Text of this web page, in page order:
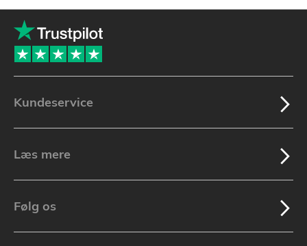
Kundeservice
Læs mere
Følg os